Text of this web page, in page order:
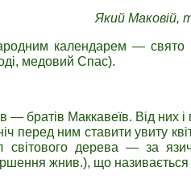
Який Маковій,
календарем — свято
медовий Спас).
— братів Маккавеїв. Від них
перед ним ставити увиту
світового дерева — за
жнив.), що